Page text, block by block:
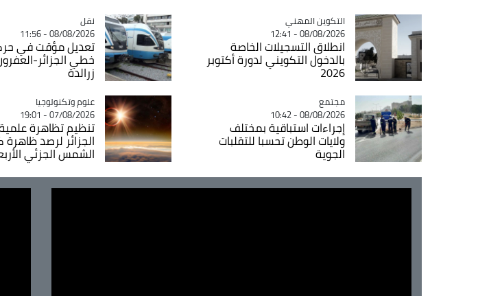
Catégorie
التكوين المهني
08/08/2026 - 12:41
انطلاق التسجيلات الخاصة
بالدخول التكويني لدورة أكتوبر
2026
Catégorie
نقل
08/08/2026 - 11:56
تعديل مؤقت في
خطي الجزائر-
زرالدة
Catégorie
مجتمع
08/08/2026 - 10:42
إجراءات استباقية بمختلف
ولايات الوطن تحسبا للتقلبات
الجوية
Catégorie
علوم وتكنولوجيا
07/08/2026 - 19:01
تنظيم تظاهرة
الجزائر لرصد
الشمس الجزئي